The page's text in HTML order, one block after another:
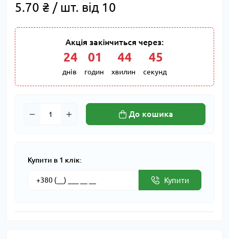
5.70 ₴ / шт. від 10
Акція закінчиться через:
24
днів
01
годин
44
хвилин
44
секунд
До кошика
Купити в 1 клік:
Купити